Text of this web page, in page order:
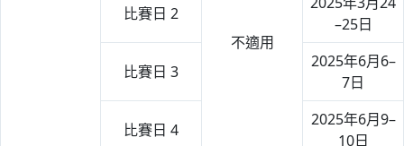
不適用
比賽日 2
–25日
比賽日 3
2025年6月6–
7日
比賽日 4
2025年6月9–
10日